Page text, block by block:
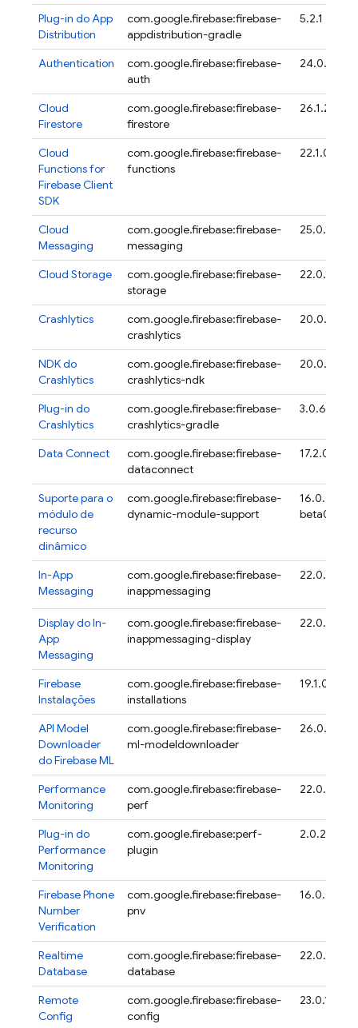
Plug-in doApp
Distribution
com.google.firebase:firebase-
appdistribution-gradle
5.2.1
Authentication
com.google.firebase:firebase-
auth
24.0.1
Cloud
Firestore
com.google.firebase:firebase-
firestore
26.1.2
Cloud
Functions for
FirebaseClient
SDK
com.google.firebase:firebase-
functions
22.1.0
Cloud
Messaging
com.google.firebase:firebase-
messaging
25.0.1
Cloud Storage
com.google.firebase:firebase-
storage
22.0.1
Crashlytics
com.google.firebase:firebase-
crashlytics
20.0.4
NDK do
Crashlytics
com.google.firebase:firebase-
crashlytics-ndk
20.0.4
Plug-in do
Crashlytics
com.google.firebase:firebase-
crashlytics-gradle
3.0.6
Data Connect
com.google.firebase:firebase-
dataconnect
17.2.0
Suporte para o
módulo de
recurso
dinâmico
com.google.firebase:firebase-
dynamic-module-support
16.0.0-
beta04
In-App
Messaging
com.google.firebase:firebase-
inappmessaging
22.0.2
Display doIn-
App
Messaging
com.google.firebase:firebase-
inappmessaging-display
22.0.2
Firebase
Instalações
com.google.firebase:firebase-
installations
19.1.0
API Model
Downloader
doFirebase ML
com.google.firebase:firebase-
ml-modeldownloader
26.0.1
Performance
Monitoring
com.google.firebase:firebase-
perf
22.0.4
Plug-in do
Performance
Monitoring
com.google.firebase:perf-
plugin
2.0.2
Firebase Phone
Number
Verification
com.google.firebase:firebase-
pnv
16.0.0
Realtime
Database
com.google.firebase:firebase-
database
22.0.1
Remote
Config
com.google.firebase:firebase-
config
23.0.1